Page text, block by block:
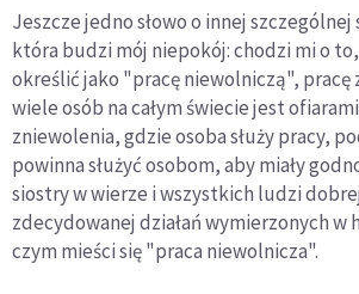
Jeszcze jedno słowo o innej
która budzi mój niepokój: chodzi mi o
określić jako "pracę niewolniczą", pracę
wiele osób na całym świecie jest
zniewolenia, gdzie osoba służy pracy,
powinna służyć osobom, aby miały
siostry w wierze i wszystkich ludzi
zdecydowanej działań wymierzonych w
czym mieści się "praca niewolnicza".